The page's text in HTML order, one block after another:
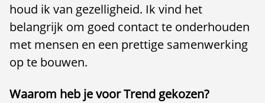
houd ik van gezelligheid. Ik vind het
belangrijk om goed contact te onderhouden
met mensen en een prettige samenwerking
op te bouwen.
Waarom heb je voor Trend gekozen?